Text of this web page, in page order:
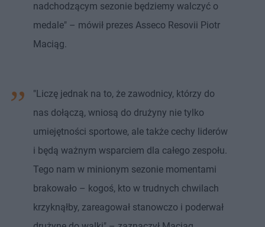
nadchodzącym sezonie będziemy walczyć o
medale" – mówił prezes Asseco Resovii Piotr
Maciąg.
"Liczę jednak na to, że zawodnicy, którzy do
nas dołączą, wniosą do drużyny nie tylko
umiejętności sportowe, ale także cechy liderów
i będą ważnym wsparciem dla całego zespołu.
Tego nam w minionym sezonie momentami
brakowało – kogoś, kto w trudnych chwilach
krzyknąłby, zareagował stanowczo i poderwał